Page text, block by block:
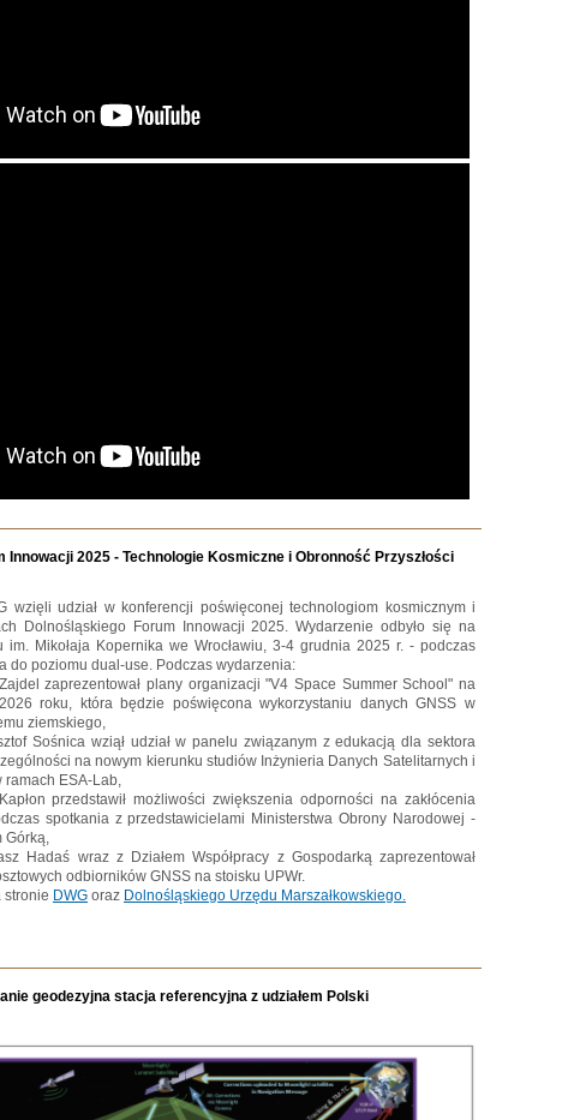
Innowacji 2025 - Technologie Kosmiczne i Obronność Przyszłości
wzięli udział w konferencji poświęconej technologiom kosmicznym i
Dolnośląskiego Forum Innowacji 2025. Wydarzenie odbyło się na
im. Mikołaja Kopernika we Wrocławiu, 3-4 grudnia 2025 r. - podczas
do poziomu dual-use. Podczas wydarzenia:
zaprezentował plany organizacji "V4 Space Summer School" na
roku, która będzie poświęcona wykorzystaniu danych GNSS w
ziemskiego,
Sośnica wziął udział w panelu związanym z edukacją dla sektora
na nowym kierunku studiów Inżynieria Danych Satelitarnych i
ESA-Lab,
przedstawił możliwości zwiększenia odporności na zakłócenia
spotkania z przedstawicielami Ministerstwa Obrony Narodowej -
Hadaś wraz z Działem Współpracy z Gospodarką zaprezentował
odbiorników GNSS na stoisku UPWr.
stronie DWG oraz Dolnośląskiego Urzędu Marszałkowskiego.
geodezyjna stacja referencyjna z udziałem Polski